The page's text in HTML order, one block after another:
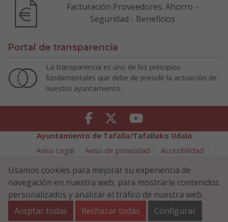
Facturación Proveedores: Ahorro -
Seguridad - Beneficios
Portal de transparencia
La transparencia es uno de los principios
fundamentales que debe de presidir la actuación de
nuestro ayuntamiento.
Facebook Twitter Youtube
Ayuntamiento de Tafalla/Tafallako Udala
Aviso Legal
Aviso de privacidad
Accesibilidad
Política de Seguridad de la Información
Plaza Navarra 5 - 31300 Tafalla (NAVARRA)
948 70 18 11
ayuntamiento@tafalla.es
Usamos cookies para mejorar su experiencia de
navegación en nuestra web, para mostrarle contenidos
personalizados y analizar el tráfico de nuestra web.
Aceptar todas
Rechazar todas Configurar